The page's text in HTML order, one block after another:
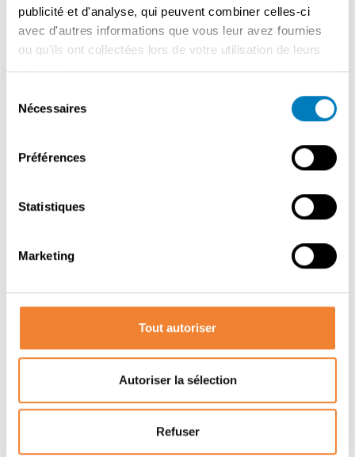
publicité et d'analyse, qui peuvent combiner celles-ci
avec d'autres informations que vous leur avez fournies
ou qu'ils ont collectées lors de votre utilisation de leurs
services.
Nécessaires
Préférences
Statistiques
Marketing
Tout autoriser
Autoriser la sélection
Refuser
trouvent à l'extérieur.
Autres annonces qui pourraient vous
intéresser